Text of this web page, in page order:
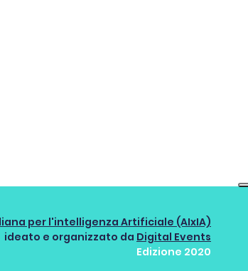
per l'intelligenza Artificiale (AIxIA)
ideato e organizzato da Digital Events
Edizione 2020